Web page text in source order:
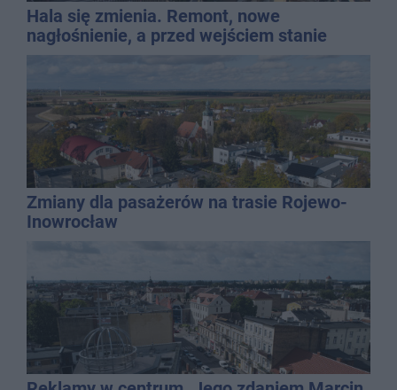
Hala się zmienia. Remont, nowe
nagłośnienie, a przed wejściem stanie
QEMETICA ARENA
Zmiany dla pasażerów na trasie Rojewo-
Inowrocław